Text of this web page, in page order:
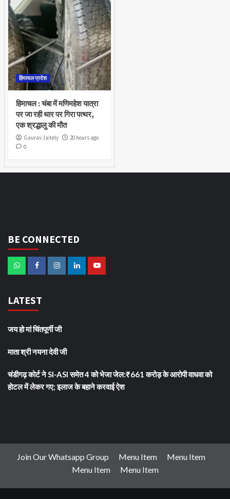
हिमाचल प्रदेश
हिमाचल : चंबा में मणिमहेश यात्रा
पर जा रही थार पर गिरा पत्थर,
एक श्रद्धालु की मौत
Gaurav Jaitely
20 hours ago
0
BE CONNECTED
LATEST
जय हो मां चिंतपूर्णी जी
माता श्री नयना देवी जी
चंडीगढ़ कोर्ट ने SI-ASI समेत 4 को भेजा जेल:₹661 करोड़ के आरोपी वाधवा को
हाेटल में लेकर गए; इलाज के बहाने करवाई ऐश
Join Our Whatsapp Group Menu Item
Menu Item
Menu Item
Menu Item